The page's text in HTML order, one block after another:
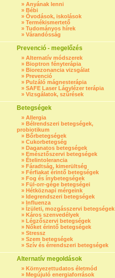
» Anyának lenni
» Bébi
» Óvodások, iskolások
» Termékismertető
» Tudományos hírek
» Várandósság
Prevenció - megelőzés
» Alternatív módszerek
» Bioptron fényterápia
» Biorezonancia vizsgálat
» Prevenció
» Pulzáló mágnesterápia
» SAFE Laser Lágylézer terápia
» Vizsgálatok, szűrések
Betegségek
» Allergia
» Bélrendszeri betegségek,
probiotikum
» Bőrbetegségek
» Cukorbetegség
» Daganatos betegségek
» Emésztőszervi betegségek
» Ételintolerancia
» Fáradtság, kimerültség
» Férfiakat érintő betegségek
» Fog és ínybetegségek
» Fül-orr-gége betegségei
» Hétköznapi mérgeink
» Idegrendszeri betegségek
» Influenza
» Ízületi, mozgásszervi betegségek
» Káros szenvedélyek
» Légzőszervi betegségek
» Nőket érintő betegségek
» Stressz
» Szem betegségek
» Szív és érrendszeri betegségek
Alternatív megoldások
» Környezettudatos életmód
» Megújuló energiaforrások